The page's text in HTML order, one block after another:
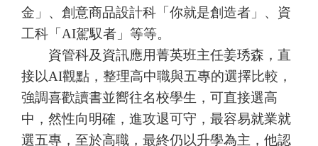
金」、創意商品設計科「你就是創造者」、資
工科「 AI駕馭者」等等。
資管科及資訊應用菁英班主任姜琇森，直
接以AI觀點，整理高中職與五專的選擇比較，
強調喜歡讀書並嚮往名校學生，可直接選高
中，然性向明確，進攻退可守，最容易就業就
選五專，至於高職，最終仍以升學為主，他認